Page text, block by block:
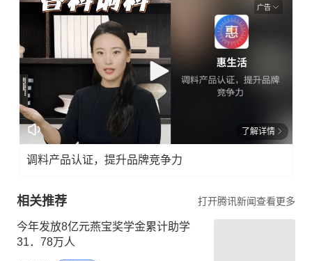
广告
了解详情
调料产品认证，提升品牌竞争力
相关推荐 打开腾讯新闻查看更多
今年发放8亿元燕宝奖学金累计助学
31．78万人